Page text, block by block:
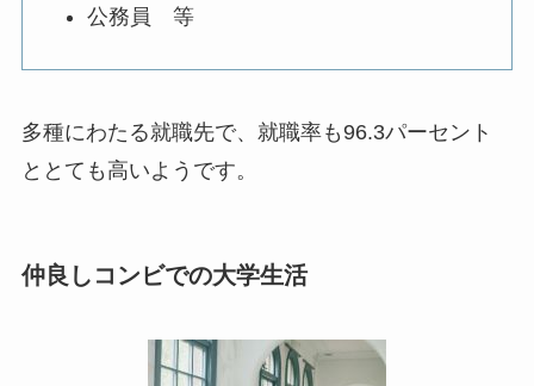
公務員 等
多種にわたる就職先で、就職率も96.3パーセント
ととても高いようです。
仲良しコンビでの大学生活